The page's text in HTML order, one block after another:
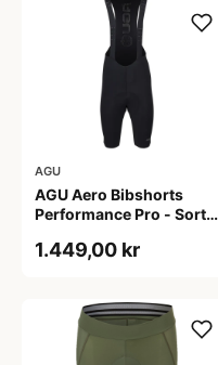
AGU
AGU Aero Bibshorts
Performance Pro - Sort -
1.449,00 kr